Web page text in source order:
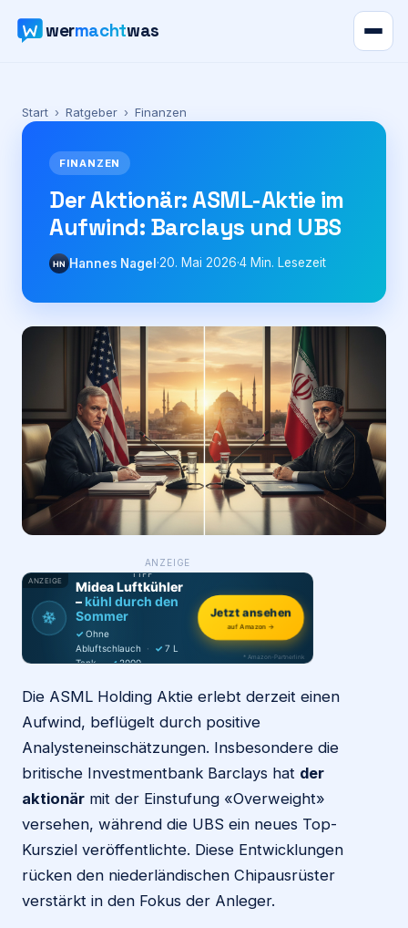
wermachtwas
Karte
News
Ratgeber
Werbung
Für Firmen
Login
Firma eintragen
Start › Ratgeber › Finanzen
FINANZEN
Der Aktionär: ASML-Aktie im
Aufwind: Barclays und UBS
HN Hannes Nagel·20. Mai 2026·4 Min. Lesezeit
ANZEIGE
ANZEIGE
❄
PRODUKT-
TIPP
Midea Luftkühler
–kühl durch den
Sommer
✓ Ohne
Abluftschlauch · ✓ 7 L
Tank · ✓2000
Jetzt ansehen
auf Amazon →
* Amazon-Partnerlink
Die ASML Holding Aktie erlebt derzeit einen
Aufwind, beflügelt durch positive
Analysteneinschätzungen. Insbesondere die
britische Investmentbank Barclays hat der
aktionär mit der Einstufung «Overweight»
versehen, während die UBS ein neues Top-
Kursziel veröffentlichte. Diese Entwicklungen
rücken den niederländischen Chipausrüster
verstärkt in den Fokus der Anleger.